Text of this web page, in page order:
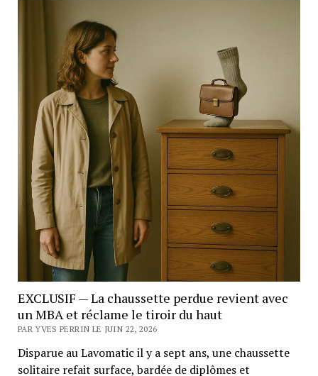
EXCLUSIF — La chaussette perdue revient avec
un MBA et réclame le tiroir du haut
PAR YVES PERRIN LE JUIN 22, 2026
Disparue au Lavomatic il y a sept ans, une chaussette
solitaire refait surface, bardée de diplômes et